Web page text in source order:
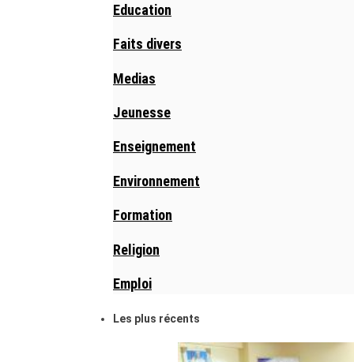
Education
Faits divers
Medias
Jeunesse
Enseignement
Environnement
Formation
Religion
Emploi
Les plus récents